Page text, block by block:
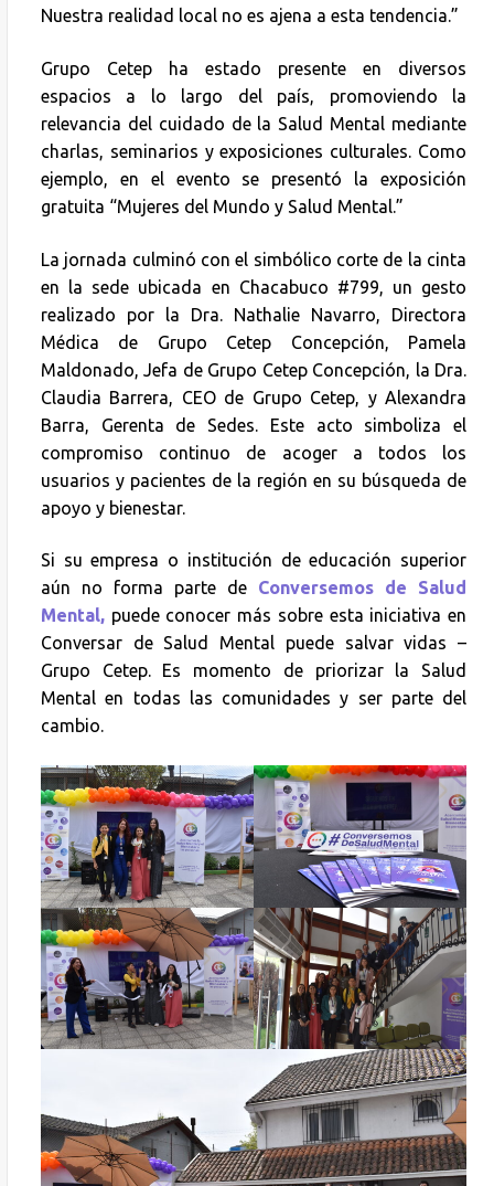
Nuestra realidad local no es ajena a esta tendencia.”
Grupo Cetep ha estado presente en diversos
espacios a lo largo del país, promoviendo la
relevancia del cuidado de la Salud Mental mediante
charlas, seminarios y exposiciones culturales. Como
ejemplo, en el evento se presentó la exposición
gratuita “Mujeres del Mundo y Salud Mental.”
La jornada culminó con el simbólico corte de la cinta
en la sede ubicada en Chacabuco #799, un gesto
realizado por la Dra. Nathalie Navarro, Directora
Médica de Grupo Cetep Concepción, Pamela
Maldonado, Jefa de Grupo Cetep Concepción, la Dra.
Claudia Barrera, CEO de Grupo Cetep, y Alexandra
Barra, Gerenta de Sedes. Este acto simboliza el
compromiso continuo de acoger a todos los
usuarios y pacientes de la región en su búsqueda de
apoyo y bienestar.
Si su empresa o institución de educación superior
aún no forma parte de Conversemos de Salud
Mental, puede conocer más sobre esta iniciativa en
Conversar de Salud Mental puede salvar vidas –
Grupo Cetep. Es momento de priorizar la Salud
Mental en todas las comunidades y ser parte del
cambio.